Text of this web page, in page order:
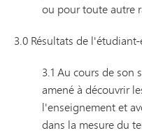
ou pour toute autre
3.0 Résultats de
3.1 Au cours de son
amené à découvrir
l'enseignement et
dans la mesure du